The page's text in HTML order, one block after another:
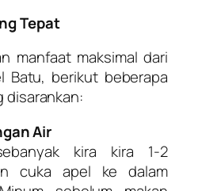
Tepat
manfaat maksimal dari
Batu, berikut beberapa
disarankan:
Air
kira kira 1-2
cuka apel ke dalam